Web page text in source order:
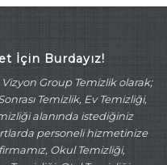
İçin Burdayız!
Vizyon Group Temizlik olarak;
Temizlik, Ev Temizliği,
alanında istediğiniz
personeli hizmetinize
Okul Temizliği,